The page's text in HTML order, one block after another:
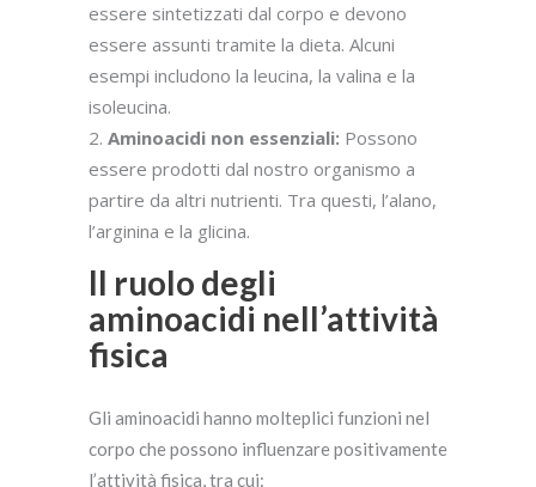
essere sintetizzati dal corpo e devono
essere assunti tramite la dieta. Alcuni
esempi includono la leucina, la valina e la
isoleucina.
Aminoacidi non essenziali: Possono
essere prodotti dal nostro organismo a
partire da altri nutrienti. Tra questi, l’alano,
l’arginina e la glicina.
Il ruolo degli
aminoacidi nell’attività
fisica
Gli aminoacidi hanno molteplici funzioni nel
corpo che possono influenzare positivamente
l’attività fisica, tra cui: